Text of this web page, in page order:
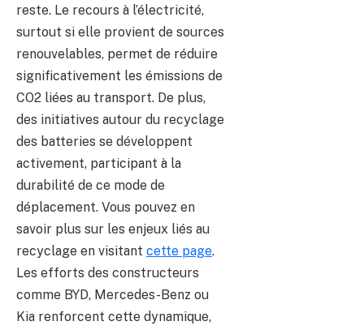
reste. Le recours à l’électricité,
surtout si elle provient de sources
renouvelables, permet de réduire
significativement les émissions de
CO2 liées au transport. De plus,
des initiatives autour du recyclage
des batteries se développent
activement, participant à la
durabilité de ce mode de
déplacement. Vous pouvez en
savoir plus sur les enjeux liés au
recyclage en visitant cette page.
Les efforts des constructeurs
comme BYD, Mercedes-Benz ou
Kia renforcent cette dynamique,